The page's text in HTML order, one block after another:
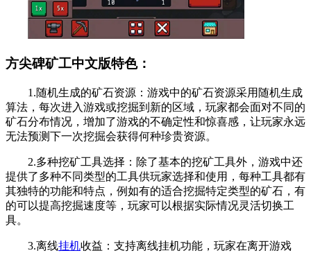
方尖碑矿工中文版特色：
1.随机生成的矿石资源：游戏中的矿石资源采用随机生成
算法，每次进入游戏或挖掘到新的区域，玩家都会面对不同的
矿石分布情况，增加了游戏的不确定性和惊喜感，让玩家永远
无法预测下一次挖掘会获得何种珍贵资源。
2.多种挖矿工具选择：除了基本的挖矿工具外，游戏中还
提供了多种不同类型的工具供玩家选择和使用，每种工具都有
其独特的功能和特点，例如有的适合挖掘特定类型的矿石，有
的可以提高挖掘速度等，玩家可以根据实际情况灵活切换工
具。
3.离线挂机收益：支持离线挂机功能，玩家在离开游戏